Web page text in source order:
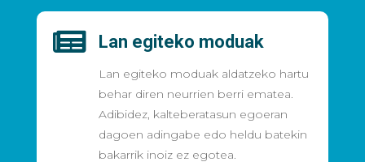
 Lan egiteko moduak
Lan egiteko moduak aldatzeko hartu
behar diren neurrien berri ematea.
Adibidez, kalteberatasun egoeran
dagoen adingabe edo heldu batekin
bakarrik inoiz ez egotea.